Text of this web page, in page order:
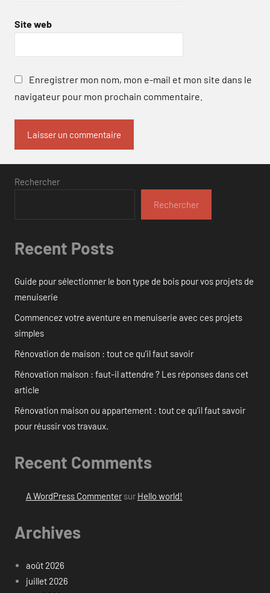
Site web
Enregistrer mon nom, mon e-mail et mon site dans le
navigateur pour mon prochain commentaire.
Rechercher
Rechercher
Recent Posts
Guide pour sélectionner le bon type de bois pour vos projets de
menuiserie
Commencez votre aventure en menuiserie avec ces projets
simples
Rénovation de maison : tout ce qu’il faut savoir
Rénovation maison : faut-il attendre ? Les réponses dans cet
article
Rénovation maison ou appartement : tout ce qu’il faut savoir
pour réussir vos travaux.
Recent Comments
A WordPress Commentersur Hello world!
Archives
août 2026
juillet 2026